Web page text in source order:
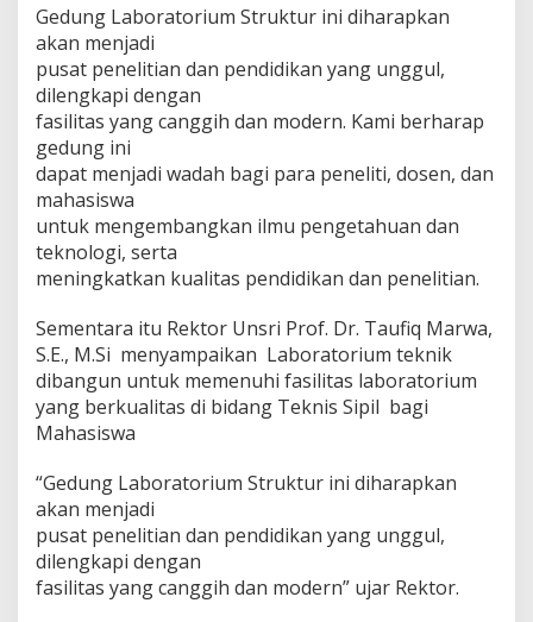
Gedung Laboratorium Struktur ini diharapkan
akan menjadi
pusat penelitian dan pendidikan yang unggul,
dilengkapi dengan
fasilitas yang canggih dan modern. Kami berharap
gedung ini
dapat menjadi wadah bagi para peneliti, dosen, dan
mahasiswa
untuk mengembangkan ilmu pengetahuan dan
teknologi, serta
meningkatkan kualitas pendidikan dan penelitian.
Sementara itu Rektor Unsri Prof. Dr. Taufiq Marwa,
S.E., M.Si menyampaikan Laboratorium teknik
dibangun untuk memenuhi fasilitas laboratorium
yang berkualitas di bidang Teknis Sipil bagi
Mahasiswa
“Gedung Laboratorium Struktur ini diharapkan
akan menjadi
pusat penelitian dan pendidikan yang unggul,
dilengkapi dengan
fasilitas yang canggih dan modern” ujar Rektor.